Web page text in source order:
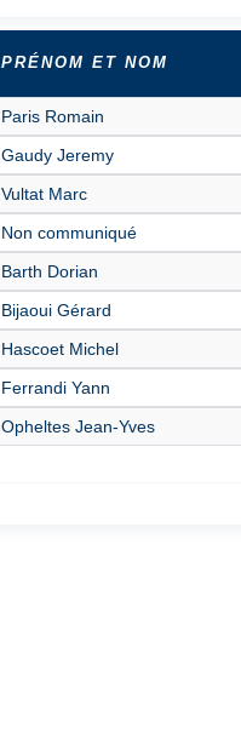
PRÉNOM ET NOM
Paris Romain
Gaudy Jeremy
Vultat Marc
Non communiqué
Barth Dorian
Bijaoui Gérard
Hascoet Michel
Ferrandi Yann
Opheltes Jean-Yves